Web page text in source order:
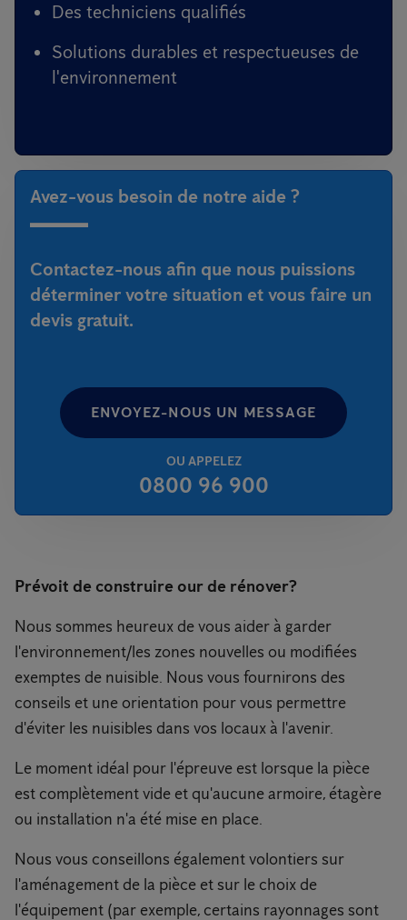
Des techniciens qualifiés
Solutions durables et respectueuses de
l'environnement
Avez-vous besoin de notre aide ?
Contactez-nous afin que nous puissions
déterminer votre situation et vous faire un
devis gratuit.
ENVOYEZ-NOUS UN MESSAGE
OU APPELEZ
0800 96 900
Prévoit de construire our de rénover?
Nous sommes heureux de vous aider à garder
l'environnement/les zones nouvelles ou modifiées
exemptes de nuisible. Nous vous fournirons des
conseils et une orientation pour vous permettre
d'éviter les nuisibles dans vos locaux à l'avenir.
Le moment idéal pour l'épreuve est lorsque la pièce
est complètement vide et qu'aucune armoire, étagère
ou installation n'a été mise en place.
Nous vous conseillons également volontiers sur
l'aménagement de la pièce et sur le choix de
l'équipement (par exemple, certains rayonnages sont